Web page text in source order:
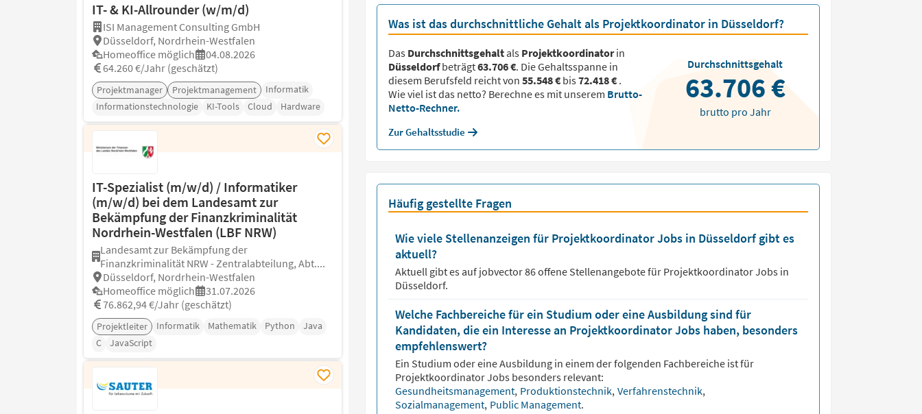
IT- & KI-Allrounder (w/m/d)
ISI Management Consulting GmbH
Düsseldorf, Nordrhein-Westfalen
Homeoffice möglich
04.08.2026
64.260 €/Jahr (geschätzt)
Projektmanager Projektmanagement
Informatik
Informationstechnologie
KI-Tools Cloud Hardware
IT-Spezialist (m/w/d) / Informatiker
(m/w/d) bei dem Landesamt zur
Bekämpfung der Finanzkriminalität
Nordrhein-Westfalen (LBF NRW)
Landesamt zur Bekämpfung der
Finanzkriminalität NRW - Zentralabteilung, Abt....
Düsseldorf, Nordrhein-Westfalen
Homeoffice möglich
31.07.2026
76.862,94 €/Jahr (geschätzt)
Projektleiter Informatik Mathematik Python
Java
C
JavaScript
Was ist das durchschnittliche Gehalt als Projektkoordinator in Düsseldorf?
Das Durchschnittsgehaltals Projektkoordinatorin
Düsseldorfbeträgt63.706 €. Die Gehaltsspanne in
diesem Berufsfeld reicht von 55.548 €bis72.418 € .
Wie viel ist das netto? Berechne es mit unserem Brutto-
Netto-Rechner.
Zur Gehaltsstudie
Durchschnittsgehalt
63.706 €
brutto pro Jahr
Häufig gestellte Fragen
Wie viele Stellenanzeigen für Projektkoordinator Jobs in Düsseldorf gibt es
aktuell?
Aktuell gibt es auf jobvector86offene Stellenangebote für Projektkoordinator Jobs in
Düsseldorf.
Welche Fachbereiche für ein Studium oder eine Ausbildung sind für
Kandidaten, die ein Interesse an Projektkoordinator Jobs haben, besonders
empfehlenswert?
Ein Studium oder eine Ausbildung in einem der folgenden Fachbereiche ist für
ProjektkoordinatorJobs besonders relevant:
Gesundheitsmanagement, Produktionstechnik, Verfahrenstechnik,
Sozialmanagement, Public Management.